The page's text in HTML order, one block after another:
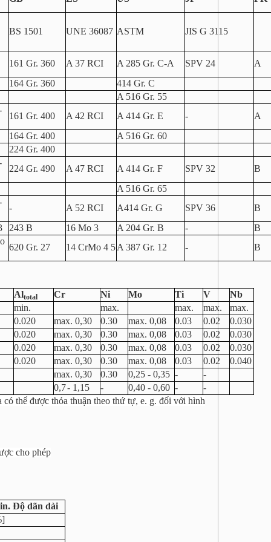
BS 1501 UNE 36087 ASTM JIS G 3115
161 Gr. 360 A 37 RCI A 285 Gr. C-A SPV 24
A
164 Gr. 360
414 Gr. C
A 516 Gr. 55
161 Gr. 400 A 42 RCI A 414 Gr. E -
A
164 Gr. 400
A 516 Gr. 60
224 Gr. 400
224 Gr. 490 A 47 RCI A 414 Gr. F SPV 32
B
A 516 Gr. 65
- A 52 RCI A414 Gr. G SPV 36
B
243 B 16 Mo 3 A 204 Gr. B -
B
620 Gr. 27 14 CrMo 4 5 A 387 Gr. 12 - B
Altotal Cr Ni Mo Ti V
Nb
min. max. max. max.
max.
0.020 max. 0,30 0.30 max. 0,08 0.03 0.02
0.030
0.020 max. 0,30 0.30 max. 0,08 0.03 0.02
0.030
0.020 max. 0,30 0.30 max. 0,08 0.03 0.02
0.030
0.020 max. 0,30 0.30 max. 0,08 0.03 0.02
0.040
max. 0,30 0.30 0,25 - 0,35 -
-
0,7- 1,15 - 0,40 - 0,60 -
-
thể được thỏa thuận theo thứ tự, e. g. đối với hình
cho phép
Độ dãn dài